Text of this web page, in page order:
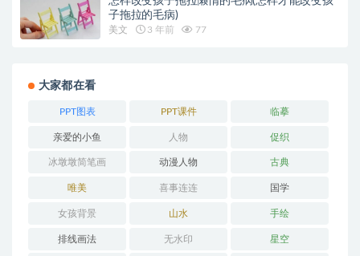
子拖拉的毛病)
美文 3 年前 77
大家都在看
PPT图表 PPT课件 临摹
亲爱的小鱼 人物 促织
冰墩墩简笔画 动漫人物 古典
唯美 喜事连连 国学
女孩背景 山水 手绘
排线画法 无水印 星空